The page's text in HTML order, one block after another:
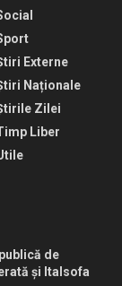
Externe
Naționale
Zilei
Liber
de
și Italsofa